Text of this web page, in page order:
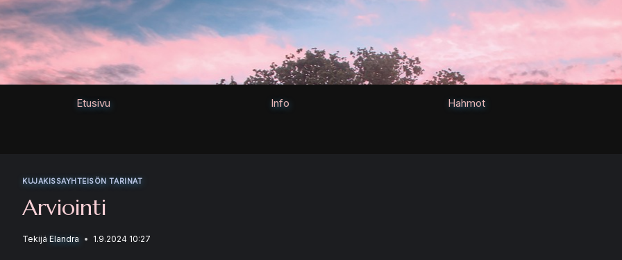
Siirry
sisältöön
Etusivu Info Hahmot
KUJAKISSAYHTEISÖN TARINAT
Arviointi
Tekijä Elandra 1.9.2024 10:27